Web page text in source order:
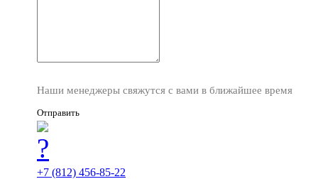
Наши менеджеры свяжутся с вами в ближайшее время
Отправить
+7 (812) 456-85-22